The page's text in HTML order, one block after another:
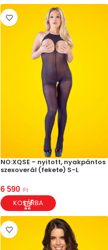
NO:XQSE – nyitott, nyakpántos
szexoverál (fekete) S-L
6 590 Ft
KOSÁRBA